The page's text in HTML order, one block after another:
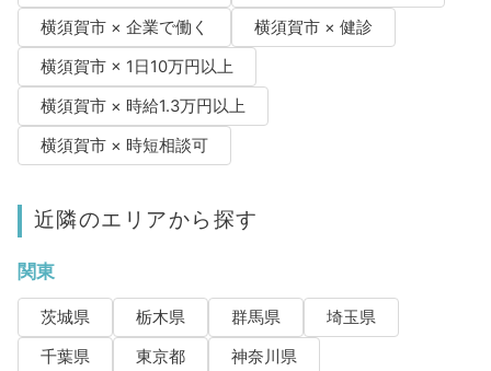
横須賀市 × 企業で働く
横須賀市 × 健診
横須賀市 × 1日10万円以上
横須賀市 × 時給1.3万円以上
横須賀市 × 時短相談可
近隣のエリアから探す
関東
茨城県 栃木県 群馬県
埼玉県
千葉県
東京都 神奈川県